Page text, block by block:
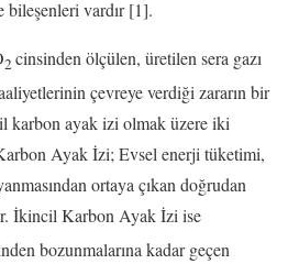
bileşenleri vardır [1].
2cinsinden ölçülen, üretilen sera gazı
çevreye verdiği zararın bir
karbon ayak izi olmak üzere iki
Ayak İzi; Evsel enerji tüketimi,
ortaya çıkan doğrudan
İkincil Karbon Ayak İzi ise
bozunmalarına kadar geçen